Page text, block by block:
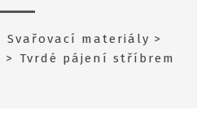
Svařovací materiály
Tvrdé pájení stříbrem